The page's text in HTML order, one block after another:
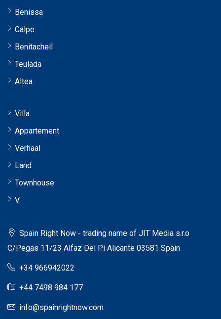
Benissa
Calpe
Benitachell
Teulada
Altea
Villa
Appartement
Verhaal
Land
Townhouse
V
Spain Right Now - trading name of JIT Media s.r.o
C/Pegas 11/23 Alfaz Del Pi Alicante 03581 Spain
+34 966942022
+44 7498 984 177
info@spainrightnow.com